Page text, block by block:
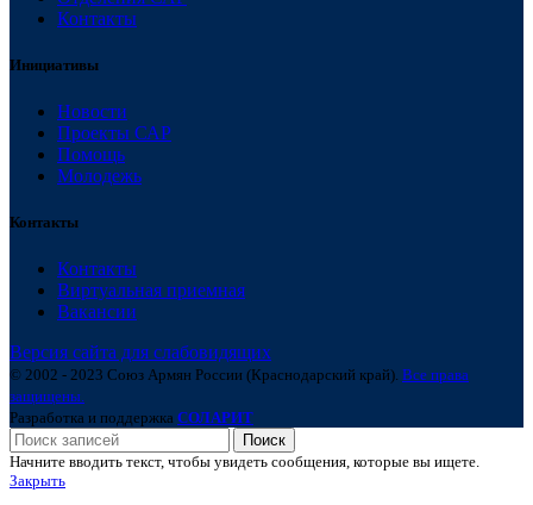
Контакты
Инициативы
Новости
Проекты САР
Помощь
Молодежь
Контакты
Контакты
Виртуальная приемная
Вакансии
Версия сайта для слабовидящих
© 2002 - 2023 Союз Армян России (Краснодарский край). Все права
защищены.
Разработка и поддержка СОЛАРИТ
Поиск
Начните вводить текст, чтобы увидеть сообщения, которые вы ищете.
Закрыть